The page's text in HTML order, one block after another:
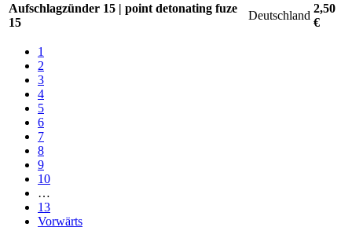
Aufschlagzünder 15 | point detonating fuze
15
Deutschland
2,50
€
1
2
3
4
5
6
7
8
9
10
…
13
Vorwärts